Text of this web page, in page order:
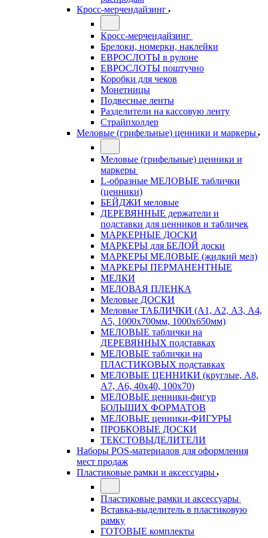
Кросс-мерчендайзинг
Кросс-мерчендайзинг
Брелоки, номерки, наклейки
ЕВРОСЛОТЫ в рулоне
ЕВРОСЛОТЫ поштучно
Коробки для чеков
Монетницы
Подвесные ленты
Разделители на кассовую ленту
Страйпхолдер
Меловые (грифельные) ценники и маркеры
Меловые (грифельные) ценники и
маркеры
L-образные МЕЛОВЫЕ таблички
(ценники)
БЕЙДЖИ меловые
ДЕРЕВЯННЫЕ держатели и
подставки для ценников и табличек
МАРКЕРНЫЕ ДОСКИ
МАРКЕРЫ для БЕЛОЙ доски
МАРКЕРЫ МЕЛОВЫЕ (жидкий мел)
МАРКЕРЫ ПЕРМАНЕНТНЫЕ
МЕЛКИ
МЕЛОВАЯ ПЛЕНКА
Меловые ДОСКИ
Меловые ТАБЛИЧКИ (А1, А2, А3, А4,
А5, 1000х700мм, 1000х650мм)
МЕЛОВЫЕ таблички на
ДЕРЕВЯННЫХ подставках
МЕЛОВЫЕ таблички на
ПЛАСТИКОВЫХ подставках
МЕЛОВЫЕ ЦЕННИКИ (круглые, А8,
А7, А6, 40х40, 100х70)
МЕЛОВЫЕ ценники-фигур
БОЛЬШИХ ФОРМАТОВ
МЕЛОВЫЕ ценники-ФИГУРЫ
ПРОБКОВЫЕ ДОСКИ
ТЕКСТОВЫДЕЛИТЕЛИ
Наборы POS-материалов для оформления
мест продаж
Пластиковые рамки и аксессуары
Пластиковые рамки и аксессуары
Вставка-выделитель в пластиковую
рамку
ГОТОВЫЕ комплекты